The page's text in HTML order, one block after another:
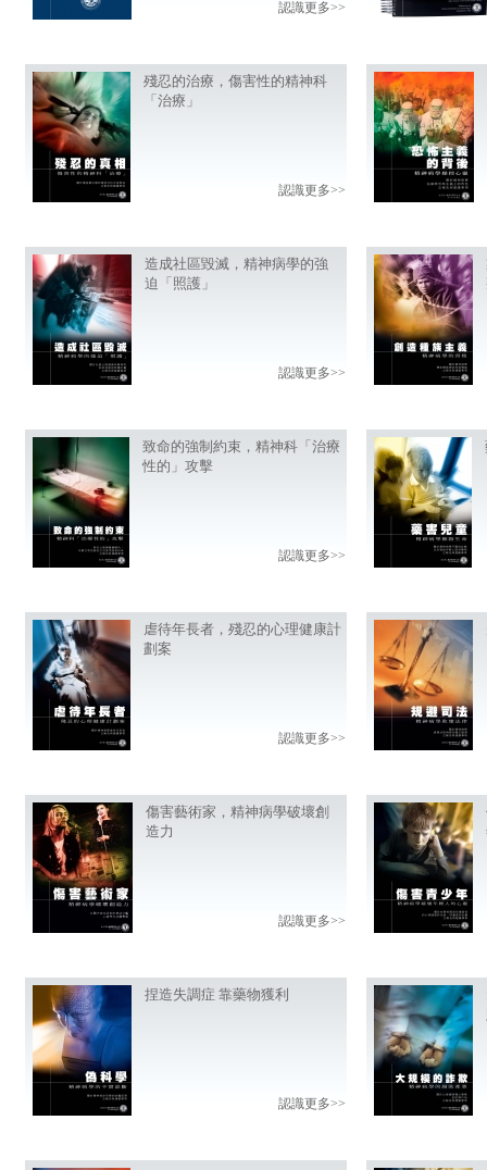
認識更多>>
殘忍的治療，傷害性的精神科
「治療」
認識更多>>
造成社區毀滅，精神病學的強
迫「照護」
認識更多>>
致命的強制約束，精神科「治療
性的」攻擊
認識更多>>
虐待年長者，殘忍的心理健康計
劃案
認識更多>>
傷害藝術家，精神病學破壞創
造力
認識更多>>
捏造失調症 靠藥物獲利
認識更多>>